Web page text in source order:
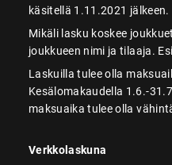
käsitellä 1.11.2021 jälkeen.
Mikäli lasku koskee
joukkueen nimi ja tilaaja.
Laskuilla tulee olla
Kesälomakaudella 1.6.-
maksuaika tulee olla
Verkkolaskuna